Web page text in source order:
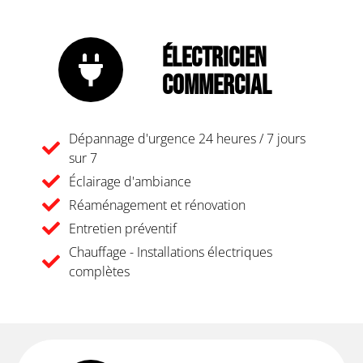
Électricien
Commercial
Dépannage d'urgence 24 heures / 7 jours
sur 7
Éclairage d'ambiance
Réaménagement et rénovation
Entretien préventif
Chauffage - Installations électriques
complètes